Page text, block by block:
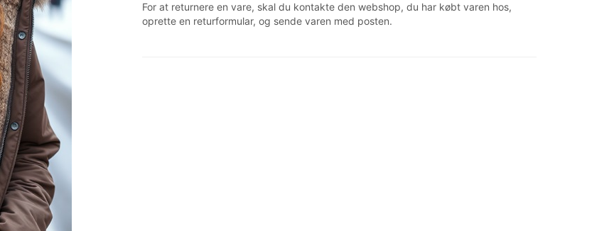
For at returnere en vare, skal du kontakte den webshop, du har købt varen hos,
oprette en returformular, og sende varen med posten.